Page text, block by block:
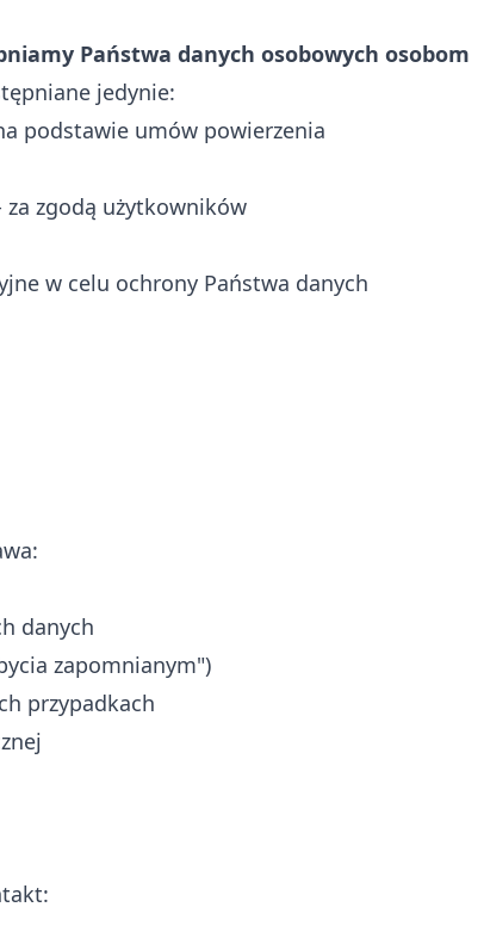
Państwa danych osobowych osobom
jedynie:
podstawie umów powierzenia
za zgodą użytkowników
w celu ochrony Państwa danych
danych
zapomnianym")
przypadkach